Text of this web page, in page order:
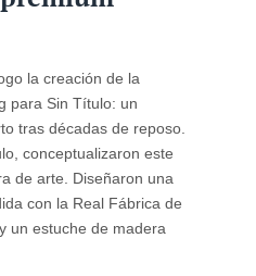
la creación de la
para Sin Título: un
tras décadas de reposo.
conceptualizaron este
de arte. Diseñaron una
con la Real Fábrica de
un estuche de madera